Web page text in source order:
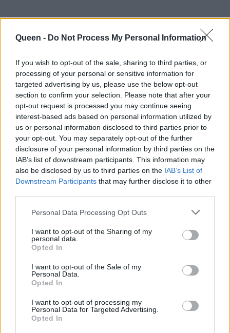
Queen - Do Not Process My Personal Information
If you wish to opt-out of the sale, sharing to third parties, or
processing of your personal or sensitive information for
targeted advertising by us, please use the below opt-out
section to confirm your selection. Please note that after your
opt-out request is processed you may continue seeing
interest-based ads based on personal information utilized by
us or personal information disclosed to third parties prior to
your opt-out. You may separately opt-out of the further
disclosure of your personal information by third parties on the
IAB’s list of downstream participants. This information may
also be disclosed by us to third parties on the IAB’s List of
Downstream Participants that may further disclose it to other
Personal Data Processing Opt Outs
I want to opt-out of the Sharing of my
personal data.
Opted In
I want to opt-out of the Sale of my
Personal Data.
Opted In
I want to opt-out of processing my
Personal Data for Targeted Advertising.
Opted In
ποσότητα που εξέχει, προσπαθώντας πάντα
να μην απλώσεις τον λεκέ στο χαλί.
Μούσκεψε τον λεκέ με τη σόδα ή το κρύο
νερό, μέχρι να τον αφαιρέσεις. Εάν δεν φύγει